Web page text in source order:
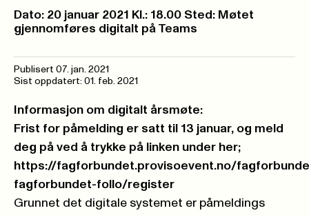
Dato: 20 januar 2021 Kl.: 18.00 Sted: Møtet
gjennomføres digitalt på Teams
Publisert 07. jan. 2021
Sist oppdatert: 01. feb. 2021
Informasjon om digitalt årsmøte:
Frist for påmelding er satt til 13 januar, og meld
deg på ved å trykke på linken under her;
https://fagforbundet.provisoevent.no/
fagforbundet-follo/register
Grunnet det digitale systemet er påmeldings